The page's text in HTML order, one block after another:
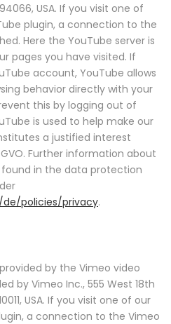
USA. If you visit one of
plugin, a connection to the
Here the YouTube server is
pages you have visited. If
account, YouTube allows
behavior directly with your
this by logging out of
is used to help make our
a justified interest
Further information about
in the data protection
policies/privacy.
by the Vimeo video
by Vimeo Inc., 555 West 18th
USA. If you visit one of our
a connection to the Vimeo